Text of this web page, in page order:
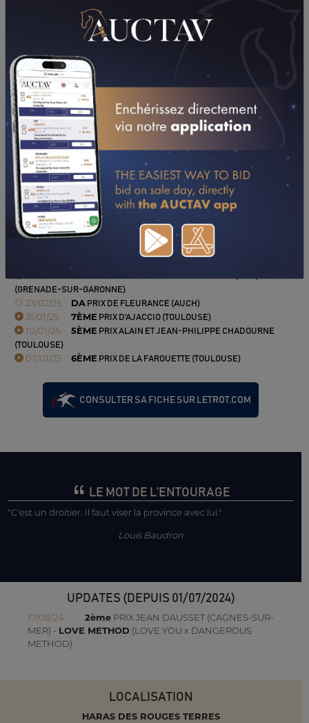
PERFORMANCES
2025 2024
(GRENADE-SUR-GARONNE)
23/02/25 DAPRIX DE FLEURANCE (AUCH)
31/01/25 7ÈME PRIX D'AJACCIO (TOULOUSE)
10/01/25 5ÈME PRIX ALAIN ET JEAN-PHILIPPE CHADOURNE
(TOULOUSE)
07/01/25 6ÈME PRIX DE LA FAROUETTE (TOULOUSE)
CONSULTER SA FICHE SUR LETROT.COM
LE MOT DE L’ENTOURAGE
"C'est un droitier. Il faut viser la province avec lui."
Louis Baudron
UPDATES (DEPUIS 01/07/2024)
17/08/24 2èmePRIX JEAN DAUSSET (CAGNES-SUR-
MER) - LOVE METHOD (LOVE YOU x DANGEROUS
METHOD)
LOCALISATION
HARAS DES ROUGES TERRES